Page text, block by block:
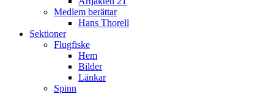
Medlem berättar
Hans Thorell
Sektioner
Flugfiske
Hem
Bilder
Länkar
Spinn